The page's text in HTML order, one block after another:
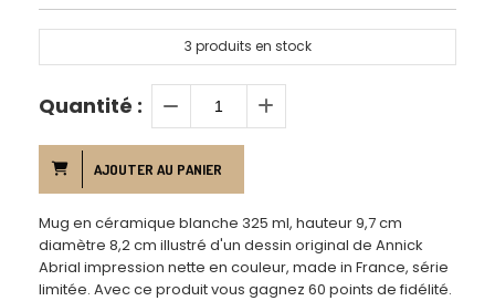
3 produits en stock
Quantité :
AJOUTER AU PANIER
Mug en céramique blanche 325 ml, hauteur 9,7 cm
diamètre 8,2 cm illustré d'un dessin original de Annick
Abrial impression nette en couleur, made in France, série
limitée. Avec ce produit vous gagnez 60 points de fidélité.